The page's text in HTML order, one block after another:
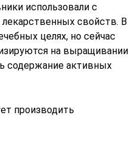
использовали с
свойств. В
целях, но сейчас
на выращивании
содержание активных